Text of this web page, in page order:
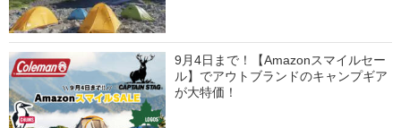
9月4日まで！【Amazonスマイルセー
ル】でアウトブランドのキャンプギア
が大特価！